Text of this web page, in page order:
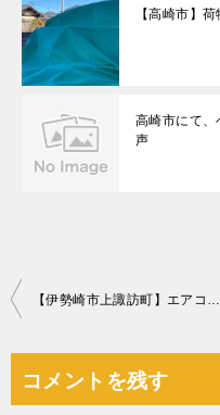
【高崎市】
高崎市にて
声
投
ビ
【伊勢崎市上諏訪町】エアコンクリーニング等ご依頼 お客様の声
コメントを残す